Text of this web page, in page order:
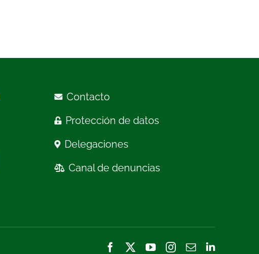
Contacto
Protección de datos
Delegaciones
Canal de denuncias